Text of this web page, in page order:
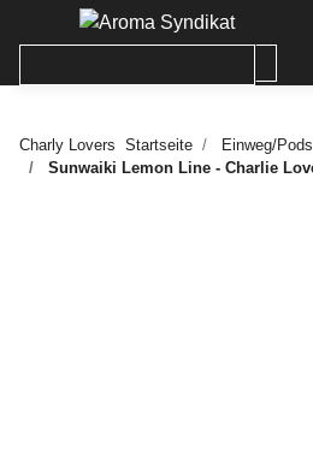
Charly Lovers Startseite Einweg/Pods
Sunwaiki Lemon Line - Charlie